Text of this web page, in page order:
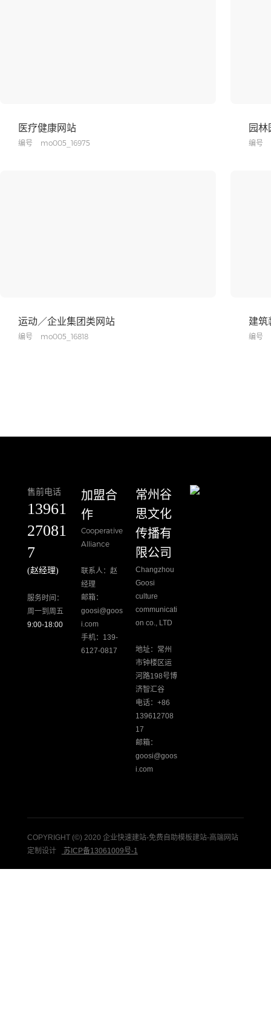
医疗健康网站
编号 mo005_16975
园林
编号
运动／企业集团类网站
编号 mo005_16818
建筑
编号
售前电话
13961
27081
7
(赵经理)
服务时间：
周一到周五
9:00-18:00
加盟合
作
Cooperative
Alliance
联系人：赵
经理
邮箱：
goosi@goos
i.com
手机：139-
6127-0817
​常州谷
思文化
传播有
限公司
Changzhou
Goosi
culture
communicati
on co., LTD
地址：常州
市钟楼区运
河路198号博
济智汇谷
电话：+86
139612708
17
邮箱：
goosi@goos
i.com
COPYRIGHT (©) 2020 企业快速建站-免费自助模板建站-高端网站
定制设计
苏ICP备13061009号-1